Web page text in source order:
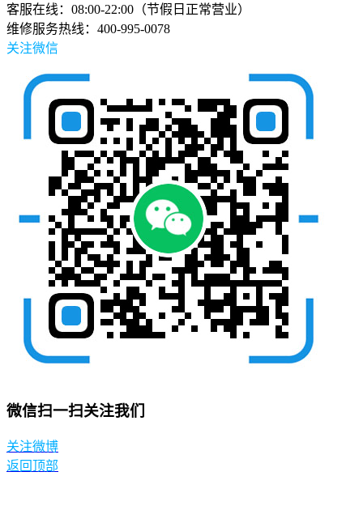
客服在线：08:00-22:00（节假日正常营业）
维修服务热线：400-995-0078
关注微信
微信扫一扫关注我们
关注微博
返回顶部